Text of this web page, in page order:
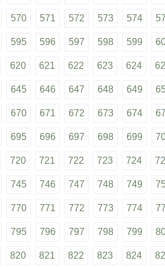
570 571 572 573 574
595 596 597 598 599
620 621 622 623 624
645 646 647 648 649
670 671 672 673 674
695 696 697 698 699
720 721 722 723 724
745 746 747 748 749
770 771 772 773 774
795 796 797 798 799
820 821 822 823 824